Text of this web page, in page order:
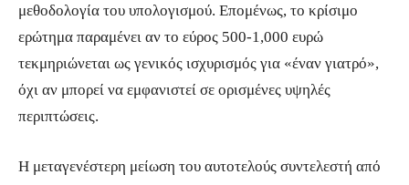
μεθοδολογία του υπολογισμού. Επομένως, το κρίσιμο
ερώτημα παραμένει αν το εύρος 500-1,000 ευρώ
τεκμηριώνεται ως γενικός ισχυρισμός για «έναν γιατρό»,
όχι αν μπορεί να εμφανιστεί σε ορισμένες υψηλές
περιπτώσεις.
Η μεταγενέστερη μείωση του αυτοτελούς συντελεστή από